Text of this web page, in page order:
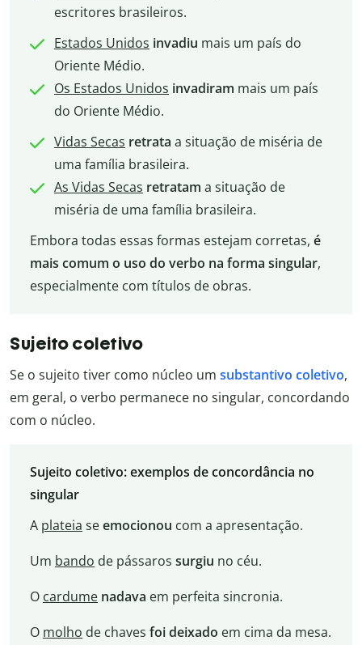
escritores brasileiros.
Estados Unidos invadiu mais um país do
Oriente Médio.
Os Estados Unidos invadiram mais um país
do Oriente Médio.
Vidas Secas retrata a situação de miséria de
uma família brasileira.
As Vidas Secas retratam a situação de
miséria de uma família brasileira.
Embora todas essas formas estejam corretas, é
mais comum o uso do verbo na forma singular,
especialmente com títulos de obras.
Sujeito coletivo
Se o sujeito tiver como núcleo um substantivo coletivo,
em geral, o verbo permanece no singular, concordando
com o núcleo.
Sujeito coletivo: exemplos de concordância no
singular
A plateia seemocionou com a apresentação.
Um bando de pássaros surgiu no céu.
O cardume nadava em perfeita sincronia.
O molho de chaves foideixado em cima da mesa.